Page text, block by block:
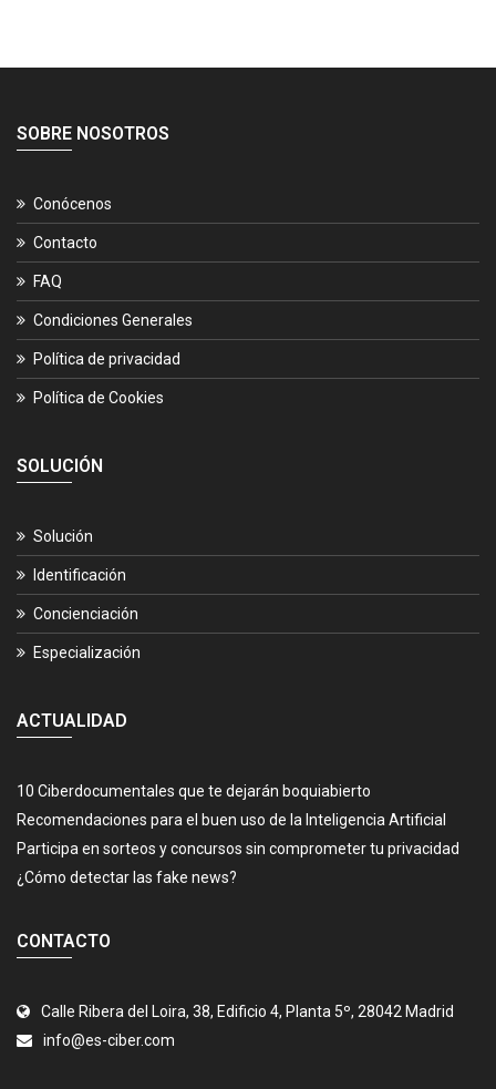
SOBRE NOSOTROS
Conócenos
Contacto
FAQ
Condiciones Generales
Política de privacidad
Política de Cookies
SOLUCIÓN
Solución
Identificación
Concienciación
Especialización
ACTUALIDAD
10 Ciberdocumentales que te dejarán boquiabierto
Recomendaciones para el buen uso de la Inteligencia Artificial
Participa en sorteos y concursos sin comprometer tu privacidad
¿Cómo detectar las fake news?
CONTACTO
Calle Ribera del Loira, 38, Edificio 4, Planta 5º, 28042 Madrid
info@es-ciber.com